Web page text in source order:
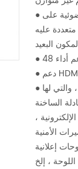
● لا يحتوي كبل الألياف الضوئية على EMI ، ويمكن تركيب أسلاك سحب كبلات
متعددة عليه
،